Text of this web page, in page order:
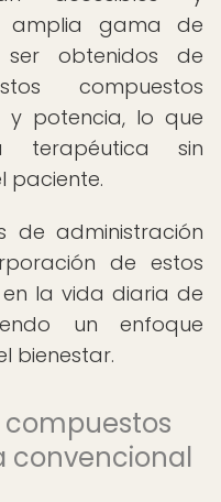
amplia gama de
ser obtenidos de
compuestos
y potencia, lo que
terapéutica sin
paciente.
de administración
de estos
la vida diaria de
un enfoque
bienestar.
convencional